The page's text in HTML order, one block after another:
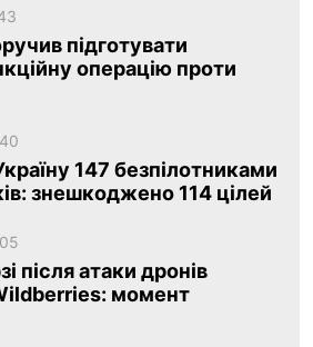
підготувати
операцію проти
147 безпілотниками
знешкоджено 114 цілей
після атаки дронів
момент